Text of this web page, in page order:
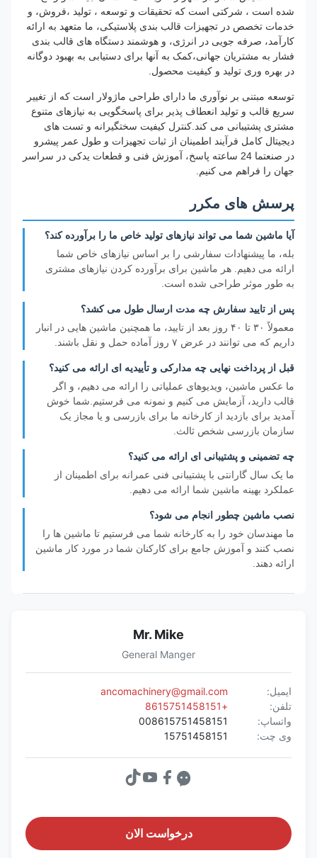
شده است ، شرکتی است که تحقیقات و توسعه ، تولید ،فروش، و
خدمات تخصص در تجهیزات قالب بندی پلاستیکی، ما متعهد به ارائه
کارآمد، صرفه جویی در انرژی، و هوشمند دستگاه های قالب بندی
فشار به مشتریان جهانی،کمک به آنها برای دستیابی به بهبود دوگانه
در بهره وری تولید و کیفیت محصول.
توسعه مبتنی بر نوآوری ما دارای طراحی ماژولار است که از تغییر
سریع قالب و تولید انعطاف پذیر برای پاسخگویی به نیازهای متنوع
مشتری پشتیبانی می کند.کنترل کیفیت سختگیرانه و تست های
دیجیتال کامل فرآیند اطمینان از ثبات تجهیزات و طول عمر پیشرو
در صنعتما 24 ساعته پاسخ، آموزش فنی و قطعات یدکی در سراسر
جهان را فراهم می کنیم.
پرسش های مکرر
آیا ماشین شما می تواند نیازهای تولید خاص ما را برآورده کند؟
بله، ما پیشنهادات سفارشی را بر اساس نیازهای خاص شما
ارائه می دهیم. هر ماشین برای برآورده کردن نیازهای مشتری
به طور موثر طراحی شده است.
پس از تایید سفارش چه مدت ارسال طول می کشد؟
معمولاً ۳۰ تا ۴۰ روز بعد از تایید، ما همچنین ماشین هایی در انبار
داریم که می توانند در عرض ۷ روز آماده حمل و نقل باشند.
قبل از پرداخت نهایی چه مدارکی و تأییدیه ای ارائه می کنید؟
ما عکس ماشین، ویدیوهای عملیاتی را ارائه می دهیم، و اگر
قالب دارید، آزمایش می کنیم و نمونه می فرستیم.شما خوش
آمدید برای بازدید از کارخانه ما برای بازرسی و یا مجاز یک
سازمان بازرسی شخص ثالث.
چه تضمینی و پشتیبانی ای ارائه می کنید؟
ما یک سال گارانتی با پشتیبانی فنی عمرانه برای اطمینان از
عملکرد بهینه ماشین شما ارائه می دهیم.
نصب ماشین چطور انجام می شود؟
ما مهندسان خود را به کارخانه شما می فرستیم تا ماشین ها را
نصب کنند و آموزش جامع برای کارکنان شما در مورد کار ماشین
ارائه دهند.
Mr. Mike
General Manger
ایمیل:
ancomachinery@gmail.com
واتساپ:
008615751458151
وی چت:
15751458151
درخواست الان